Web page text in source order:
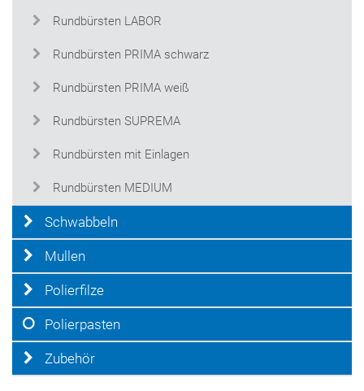
Rundbürsten LABOR
Rundbürsten PRIMA schwarz
Rundbürsten PRIMA weiß
Rundbürsten SUPREMA
Rundbürsten mit Einlagen
Rundbürsten MEDIUM
Schwabbeln
Mullen
Polierfilze
Polierpasten
Zubehör